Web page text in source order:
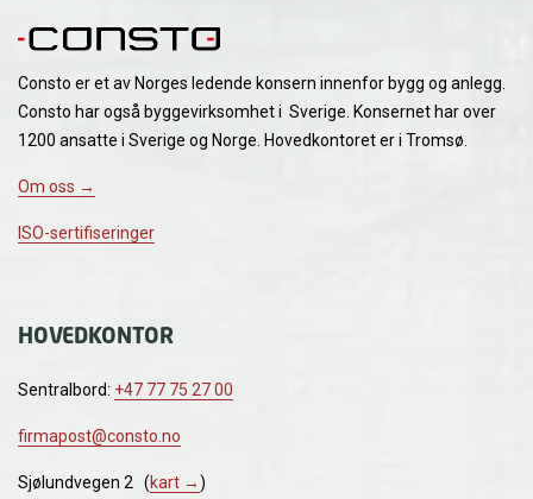
Consto er et av Norges ledende konsern innenfor bygg og anlegg.
Consto har også byggevirksomhet i Sverige. Konsernet har over
1200 ansatte i Sverige og Norge. Hovedkontoret er i Tromsø.
Om oss →
ISO-sertifiseringer
HOVEDKONTOR
Sentralbord: +47 77 75 27 00
firmapost@consto.no
Sjølundvegen 2 (kart →)